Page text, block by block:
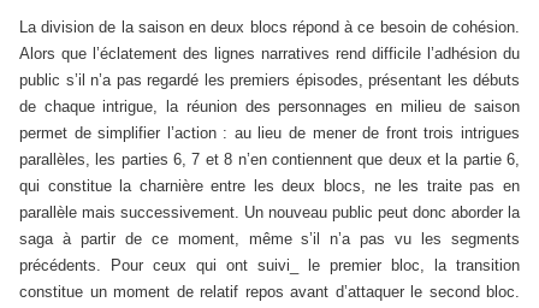
La division de la saison en deux blocs répond à ce besoin de cohésion.
Alors que l’éclatement des lignes narratives rend difficile l’adhésion du
public s’il n’a pas regardé les premiers épisodes, présentant les débuts
de chaque intrigue, la réunion des personnages en milieu de saison
permet de simplifier l’action : au lieu de mener de front trois intrigues
parallèles, les parties 6, 7 et 8 n’en contiennent que deux et la partie 6,
qui constitue la charnière entre les deux blocs, ne les traite pas en
parallèle mais successivement. Un nouveau public peut donc aborder la
saga à partir de ce moment, même s’il n’a pas vu les segments
précédents. Pour ceux qui ont suivi_ le premier bloc, la transition
constitue un moment de relatif repos avant d’attaquer le second bloc.